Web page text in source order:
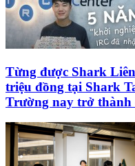
Từng được Shark
triệu đồng tại Shark
Trường nay trở thành